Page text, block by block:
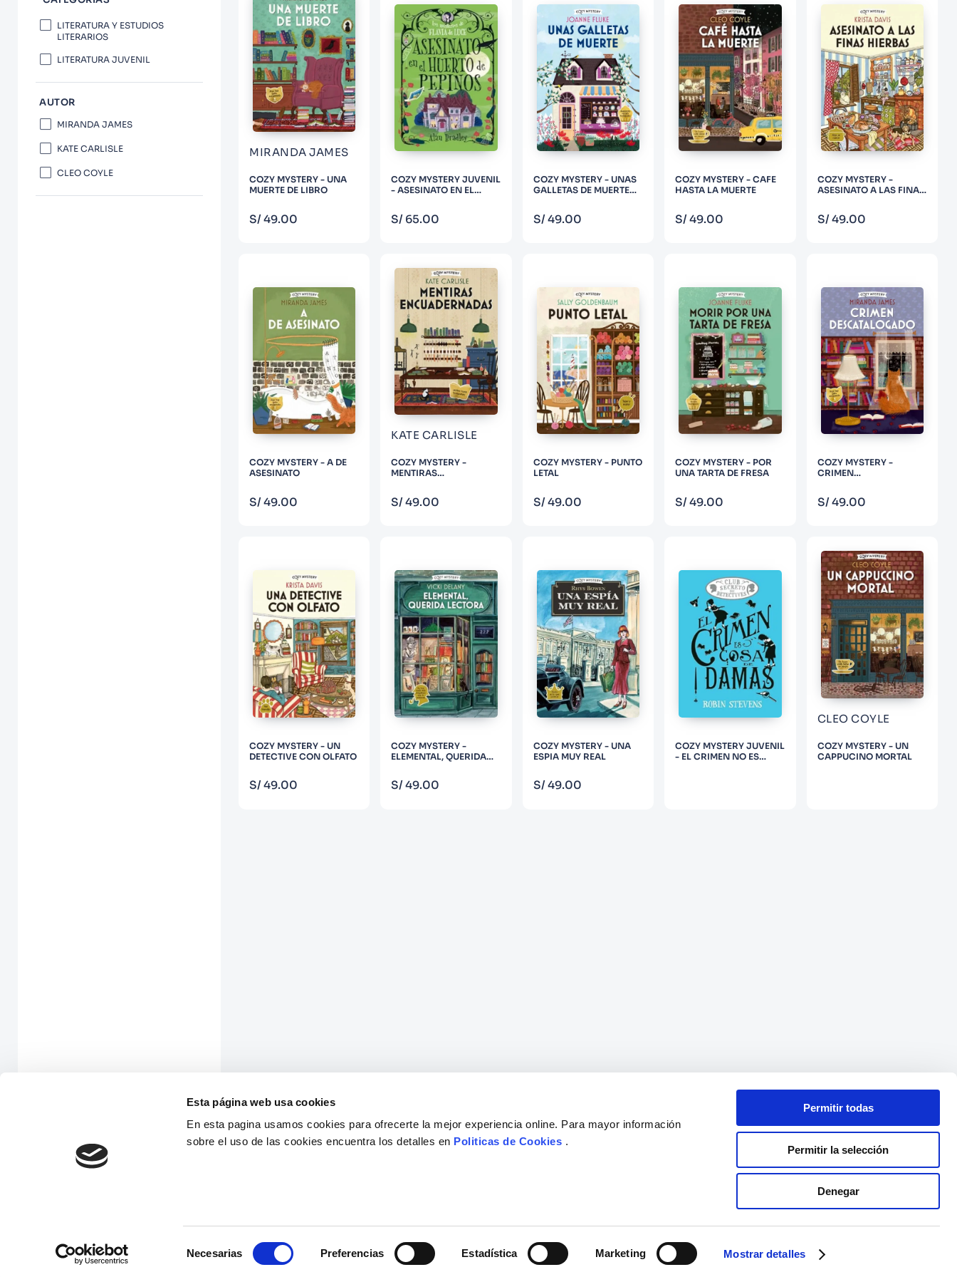
Esta página web usa cookies
En esta pagina usamos cookies para ofrecerte la mejor experiencia online. Para mayor información
sobre el uso de las cookies encuentra los detalles en Politicas de Cookies .
Necesarias Preferencias Estadística Marketing Mostrar detalles
Permitir todas
Permitir la selección
Denegar
LITERATURA Y ESTUDIOS
LITERARIOS
LITERATURA JUVENIL
AUTOR
MIRANDA JAMES
KATE CARLISLE
CLEO COYLE
MIRANDA JAMES
COZY MYSTERY - UNA
MUERTE DE LIBRO
S/49.00COMPRAR
COZY MYSTERY JUVENIL
- ASESINATO EN EL
S/ 65.00COMPRAR
COZY MYSTERY - UNAS
GALLETAS DE MUERTE
S/49.00COMPRAR
COZY MYSTERY - CAFE
HASTA LA MUERTE
S/49.00COMPRAR
COZY MYSTERY -
ASESINATO A LAS FINAS
S/49.00COMPRAR
COZY MYSTERY - A DE
ASESINATO
S/49.00COMPRAR
KATE CARLISLE
COZY MYSTERY -
MENTIRAS
S/49.00COMPRAR
COZY MYSTERY - PUNTO
LETAL
S/49.00COMPRAR
COZY MYSTERY - POR
UNA TARTA DE FRESA
S/49.00COMPRAR
COZY MYSTERY -
CRIMEN
S/49.00COMPRAR
COZY MYSTERY - UN
DETECTIVE CON OLFATO
S/49.00COMPRAR
COZY MYSTERY -
ELEMENTAL, QUERIDA
S/49.00COMPRAR
COZY MYSTERY - UNA
ESPIA MUY REAL
S/49.00COMPRAR
COZY MYSTERY JUVENIL
- EL CRIMEN NO ES
CLEO COYLE
COZY MYSTERY - UN
CAPPUCINO MORTAL